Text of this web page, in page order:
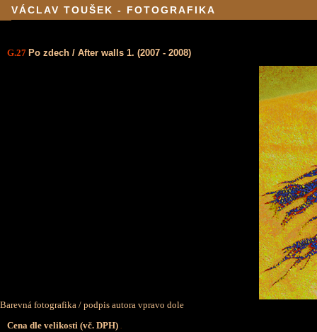
VÁCLAV TOUŠEK - FOTOGRAFIKA
G.27 Po zdech / After walls 1. (2007 - 2008)
Barevná fotografika / podpis autora vpravo dole
Cena dle velikosti (vč. DPH) .